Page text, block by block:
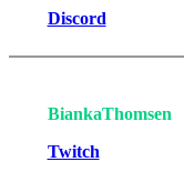
Discord
BiankaThomsen
Twitch